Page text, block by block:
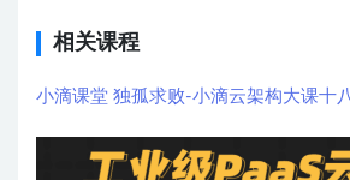
相关课程
小滴课堂 独孤求败-小滴云架构大课十